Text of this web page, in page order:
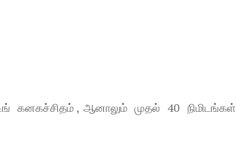
கனகச்சிதம் , ஆனாலும் முதல் 40 நிமிடங்கள்